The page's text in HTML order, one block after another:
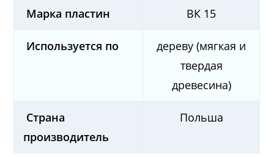
Марка пластин ВК 15
Используется по
дереву (мягкая и
твердая
древесина)
Страна
производитель
Польша